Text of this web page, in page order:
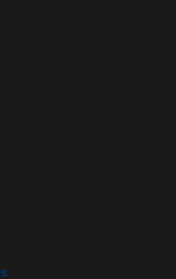
en nueva ventana)
en nueva ventana)